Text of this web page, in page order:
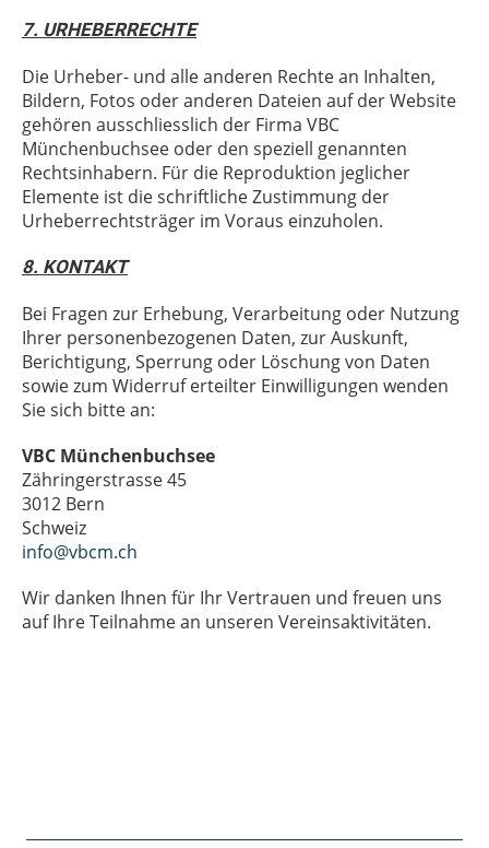
7. URHEBERRECHTE
Die Urheber- und alle anderen Rechte an Inhalten,
Bildern, Fotos oder anderen Dateien auf der Website
gehören ausschliesslich der Firma VBC
Münchenbuchsee oder den speziell genannten
Rechtsinhabern. Für die Reproduktion jeglicher
Elemente ist die schriftliche Zustimmung der
Urheberrechtsträger im Voraus einzuholen.
8. KONTAKT
Bei Fragen zur Erhebung, Verarbeitung oder Nutzung
Ihrer personenbezogenen Daten, zur Auskunft,
Berichtigung, Sperrung oder Löschung von Daten
sowie zum Widerruf erteilter Einwilligungen wenden
Sie sich bitte an:
VBC Münchenbuchsee
Zähringerstrasse 45
3012 Bern
Schweiz
info@vbcm.ch
Wir danken Ihnen für Ihr Vertrauen und freuen uns
auf Ihre Teilnahme an unseren Vereinsaktivitäten.